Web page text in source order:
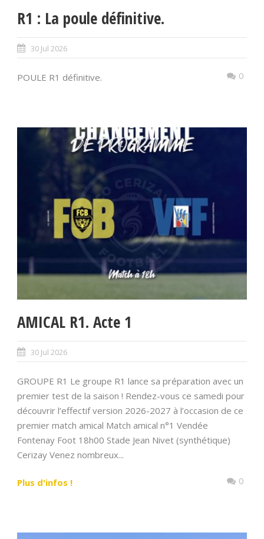
R1 : La poule définitive.
30 Jul 2026
POULE R1 définitive. 0
AMICAL R1. Acte 1
30 Jul 2026
GROUPE R1 Le groupe R1 lance sa préparation avec un
premier test de la saison ! Rendez-vous ce samedi pour
découvrir l’effectif version 2026-2027 à l’occasion de ce
premier match amical Match amical n°1 Vendée
Fontenay Foot 18h00 Stade Jean Nivet (synthétique)
Cerizay Venez nombreux...
Plus d'infos ! 0